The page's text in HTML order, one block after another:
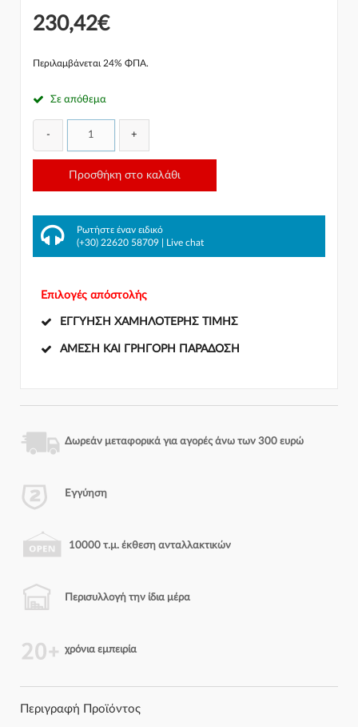
230,42€
Περιλαμβάνεται 24% ΦΠΑ.
Σε απόθεμα
- +
Προσθήκη στο καλάθι
Ρωτήστε έναν ειδικό
(+30) 22620 58709
Live chat
Επιλογές απόστολής
ΕΓΓΎΗΣΗ ΧΑΜΗΛΌΤΕΡΗΣ ΤΙΜΉΣ
ΆΜΕΣΗ ΚΑΙ ΓΡΉΓΟΡΗ ΠΑΡΆΔΟΣΗ
Δωρεάν μεταφορικά για αγορές άνω των 300 ευρώ
Εγγύηση
10000 τ.μ. έκθεση ανταλλακτικών
Περισυλλογή την ίδια μέρα
χρόνια εμπειρία
Περιγραφή Προϊόντος